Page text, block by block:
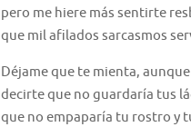
pero me hiere más sentirte
que mil afilados sarcasmos
Déjame que te mienta,
decirte que no guardaría tus
que no empaparía tu rostro y